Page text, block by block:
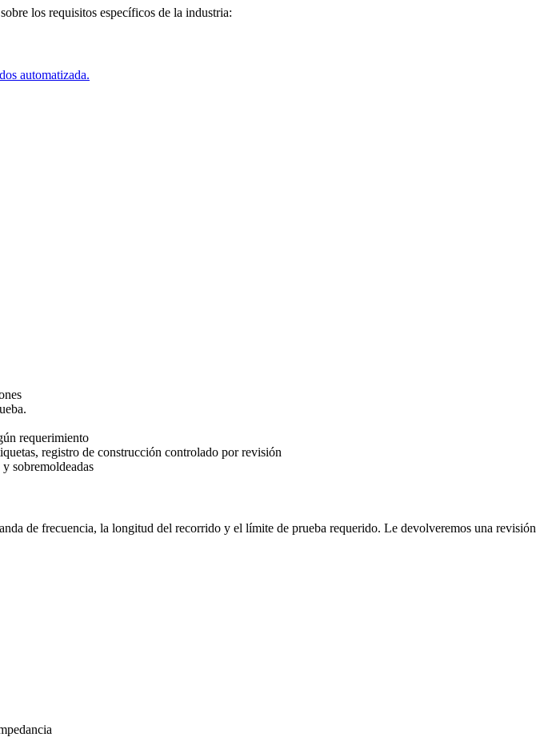
los requisitos específicos de la industria:
automatizada.
requerimiento
registro de construcción controlado por revisión
sobremoldeadas
de frecuencia, la longitud del recorrido y el límite de prueba requerido. Le devolveremos una revisión